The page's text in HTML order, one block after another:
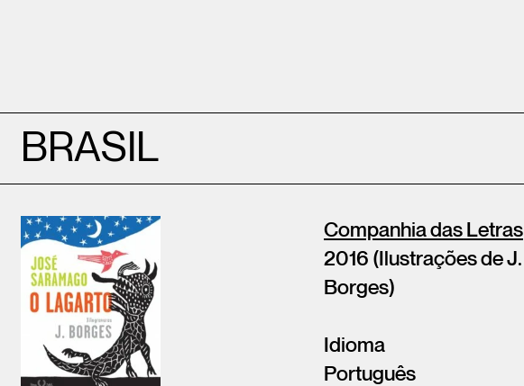
BRASIL
Companhia das Letras
2016 (Ilustrações de J.
Borges)
Idioma
Português